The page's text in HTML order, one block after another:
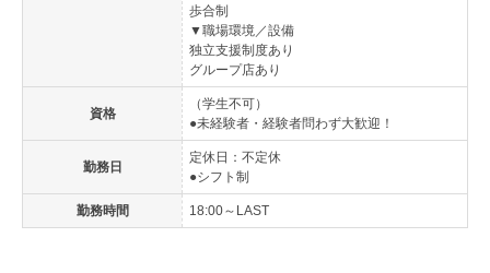
歩合制
▼職場環境／設備
独立支援制度あり
グループ店あり
資格
（学生不可）
●未経験者・経験者問わず大歓迎！
勤務日
定休日：不定休
●シフト制
勤務時間 18:00～LAST